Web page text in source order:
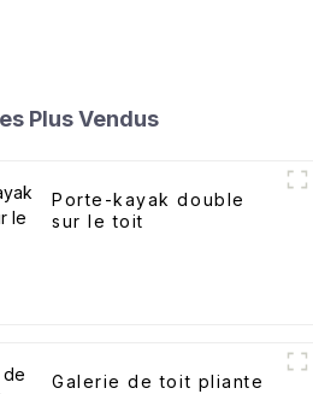
Plus Vendus
Porte-kayak double
sur le toit
Galerie de toit pliante